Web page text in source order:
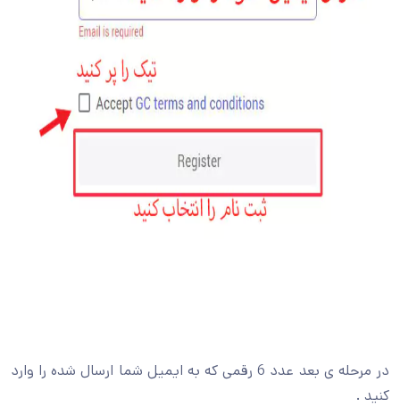
در مرحله ی بعد عدد 6 رقمی که به ایمیل شما ارسال شده را وارد
کنید .